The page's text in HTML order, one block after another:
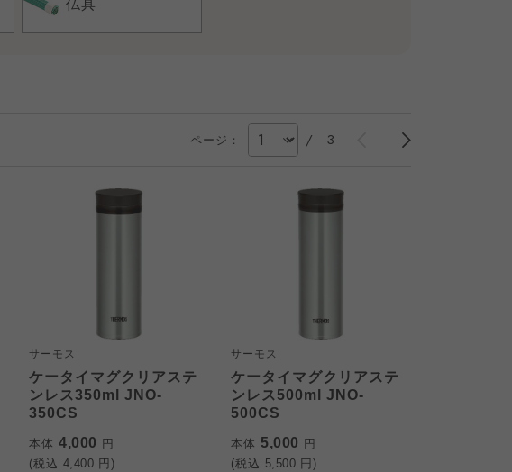
仏具
ページ： / 3
サーモス
ケータイマグクリアステ
ンレス350ml JNO-
350CS
本体 4,000 円
(税込 4,400 円)
サーモス
ケータイマグクリアステ
ンレス500ml JNO-
500CS
本体 5,000 円
(税込 5,500 円)